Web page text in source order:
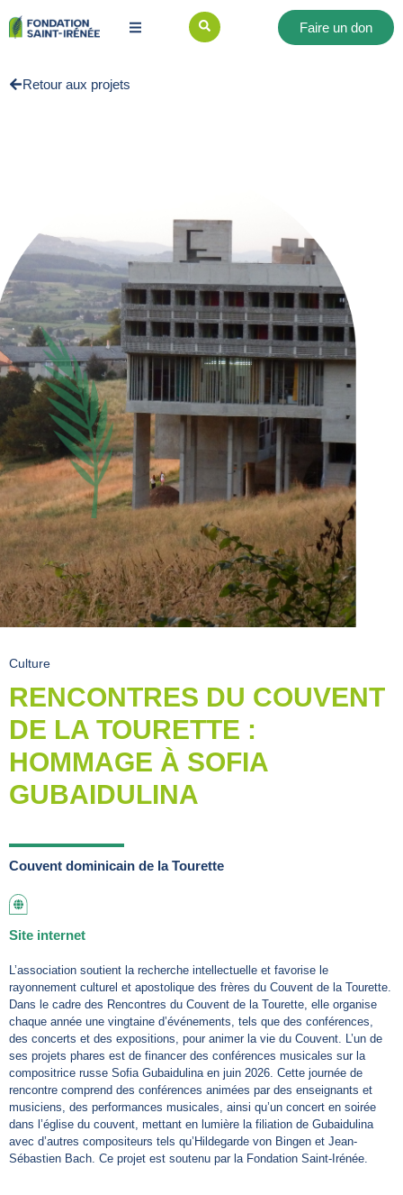
Faire un don
Retour aux projets
Culture
RENCONTRES DU COUVENT
DE LA TOURETTE :
HOMMAGE À SOFIA
GUBAIDULINA
Couvent dominicain de la Tourette
Site internet
L’association soutient la recherche intellectuelle et favorise le
rayonnement culturel et apostolique des frères du Couvent de la Tourette.
Dans le cadre des Rencontres du Couvent de la Tourette, elle organise
chaque année une vingtaine d’événements, tels que des conférences,
des concerts et des expositions, pour animer la vie du Couvent. L’un de
ses projets phares est de financer des conférences musicales sur la
compositrice russe Sofia Gubaidulina en juin 2026. Cette journée de
rencontre comprend des conférences animées par des enseignants et
musiciens, des performances musicales, ainsi qu’un concert en soirée
dans l’église du couvent, mettant en lumière la filiation de Gubaidulina
avec d’autres compositeurs tels qu’Hildegarde von Bingen et Jean-
Sébastien Bach. Ce projet est soutenu par la Fondation Saint-Irénée.